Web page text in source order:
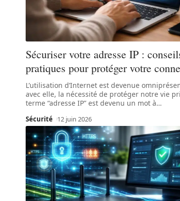
Sécuriser votre adresse IP :
pratiques pour protéger votre
L’utilisation d’Internet est devenue
avec elle, la nécessité de protéger notre vie
terme “adresse IP” est devenu un mot à…
Sécurité 12 juin 2026